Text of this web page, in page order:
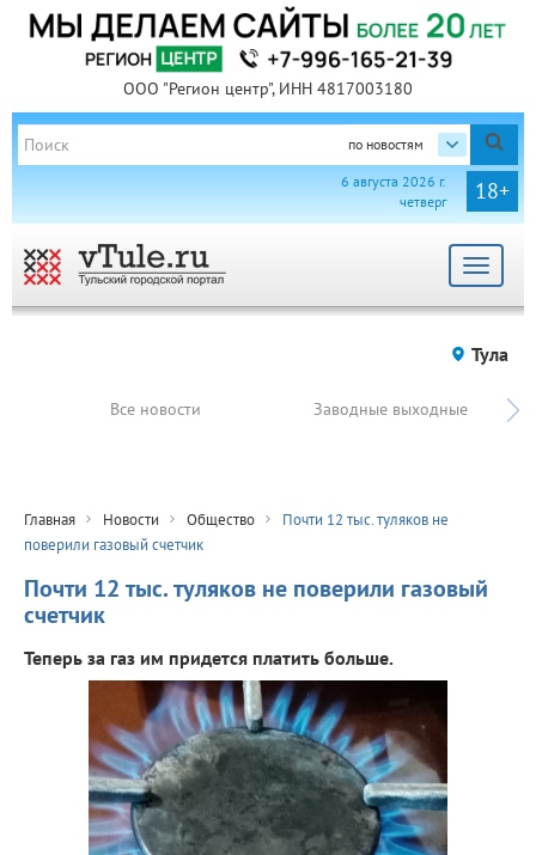
ООО "Регион центр", ИНН 4817003180
по новостям
18+
6 августа 2026 г.
четверг
Toggle
Тула
Все новости Заводные выходные
Главная Новости Общество
Почти 12 тыс. туляков не
поверили газовый счетчик
Почти 12 тыс. туляков не поверили газовый
счетчик
Теперь за газ им придется платить больше.